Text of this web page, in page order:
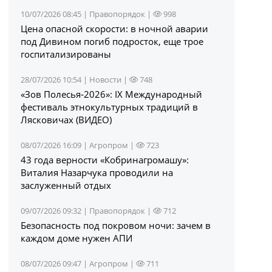
10/07/2026 08:45 | Правопорядок | 998
Цена опасной скорости: в ночной аварии
под Дивином погиб подросток, еще трое
госпитализированы
28/07/2026 10:54 | Новости | 748
«Зов Полесья‑2026»: IX Международный
фестиваль этнокультурных традиций в
Лясковичах (ВИДЕО)
08/07/2026 16:09 |Агропром | 723
43 года верности «Кобринагромашу»:
Виталия Назарчука проводили на
заслуженный отдых
09/07/2026 09:32 | Правопорядок | 712
Безопасность под покровом ночи: зачем в
каждом доме нужен АПИ
08/07/2026 09:47 |Агропром | 711